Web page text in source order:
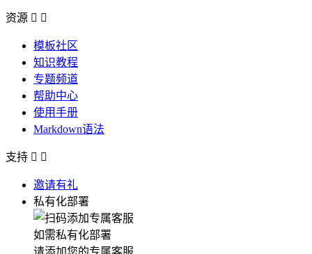
资源  
模板社区
知识教程
专题频道
帮助中心
使用手册
Markdown语法
支持  
邀请有礼
私有化部署
如需私有化部署
请添加您的专属客服